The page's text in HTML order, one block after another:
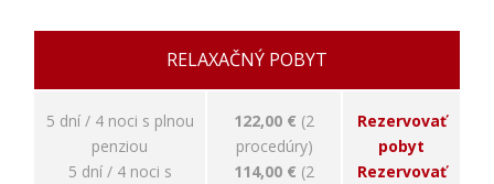
RELAXAČNÝ POBYT
5 dní / 4 noci s plnou
penziou
5 dní / 4 noci s
122,00 € (2
procedúry)
114,00 € (2
Rezervovať
pobyt
Rezervovať
funkcie z
zmiznú.
Marketing